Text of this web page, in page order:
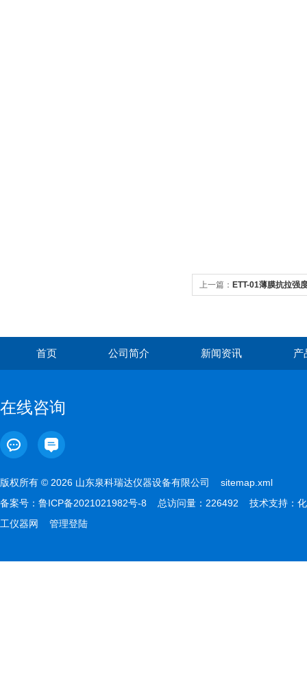
上一篇： ETT-01薄膜抗拉强
首页 公司简介 新闻资讯 产
在线咨询
版权所有 © 2026 山东泉科瑞达仪器设备有限公司 sitemap.xml
备案号： 鲁ICP备2021021982号-8 总访问量：226492 技术支持： 化
工仪器网
管理登陆